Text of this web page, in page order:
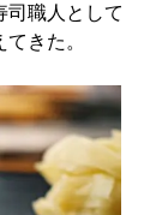
司職人として
きた。